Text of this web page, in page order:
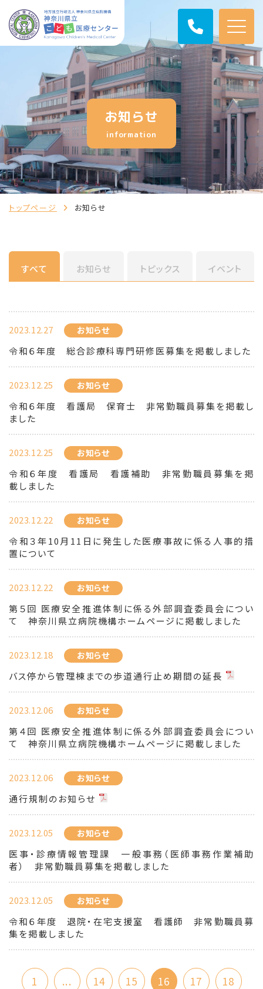
お知らせ
information
トップページ お知らせ
すべて お知らせ トピックス イベント
2023.12.27 お知らせ
令和６年度 総合診療科専門研修医募集を掲載しました
2023.12.25 お知らせ
令和６年度 看護局 保育士 非常勤職員募集を掲載し
ました
2023.12.25 お知らせ
令和６年度 看護局 看護補助 非常勤職員募集を掲
載しました
2023.12.22 お知らせ
令和３年10月11日に発生した医療事故に係る人事的措
置について
2023.12.22 お知らせ
第５回 医療安全推進体制に係る外部調査委員会につい
て 神奈川県立病院機構ホームページに掲載しました
2023.12.18 お知らせ
バス停から管理棟までの歩道通行止め期間の延長
2023.12.06 お知らせ
第４回 医療安全推進体制に係る外部調査委員会につい
て 神奈川県立病院機構ホームページに掲載しました
2023.12.06 お知らせ
通行規制のお知らせ
2023.12.05 お知らせ
医事・診療情報管理課 一般事務（医師事務作業補助
者） 非常勤職員募集を掲載しました
2023.12.05 お知らせ
令和６年度 退院・在宅支援室 看護師 非常勤職員募
集を掲載しました
1 ... 14 15 16 17
18